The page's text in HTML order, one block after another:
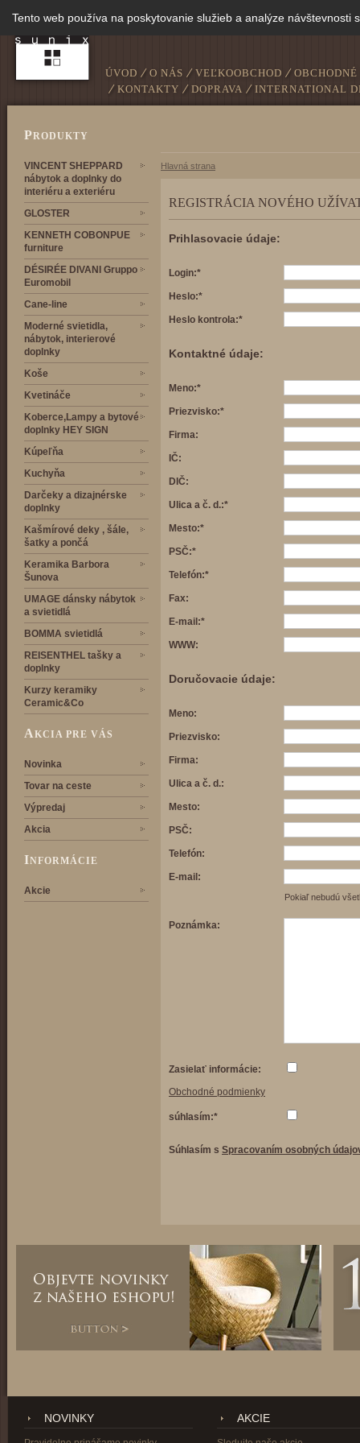
ÚVOD O NÁS VEĽKOOBCHOD
KONTAKTY
DOPRAVA INTERNATIONAL
PRODUKTY
VINCENT SHEPPARD
nábytok a doplnky do
interiéru a exteriéru
GLOSTER
KENNETH COBONPUE
furniture
DÉSIRÉE DIVANI Gruppo
Euromobil
Cane-line
Moderné svietidla,
nábytok, interierové
doplnky
Koše
Kvetináče
Koberce,Lampy a bytové
doplnky HEY SIGN
Kúpeľňa
Kuchyňa
Darčeky a dizajnérske
doplnky
Kašmírové deky , šále,
šatky a pončá
Keramika Barbora
Šunova
UMAGE dánsky nábytok
a svietidlá
BOMMA svietidlá
REISENTHEL tašky a
doplnky
Kurzy keramiky
Ceramic&Co
AKCIA PRE VÁS
Novinka
Tovar na ceste
Výpredaj
Akcia
INFORMÁCIE
Akcie
Hlavná strana
REGISTRÁCIA NOVÉHO
Prihlasovacie údaje:
Login:*
Heslo:*
Heslo kontrola:*
Kontaktné údaje:
Meno:*
Priezvisko:*
Firma:
IČ:
DIČ:
Ulica a č. d.:*
Mesto:*
PSČ:*
Telefón:*
Fax:
E-mail:*
WWW:
Doručovacie údaje:
Meno:
Priezvisko:
Firma:
Ulica a č. d.:
Mesto:
PSČ:
Telefón:
E-mail:
Pokiaľ nebudú
Poznámka:
Zasielať informácie:
Obchodné podmienky
súhlasím:*
Súhlasím s Spracovaním osobných
NOVINKY AKCIE
Tento web používa na poskytovanie služieb a analýze návštevnosti